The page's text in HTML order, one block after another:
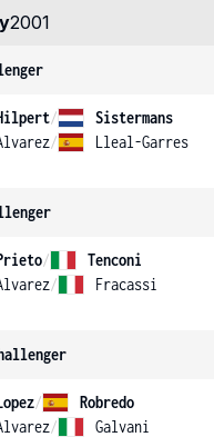
2001
/
Sistermans
/ Lleal-Garres
/
Tenconi
/ Fracassi
/
Robredo
/ Galvani